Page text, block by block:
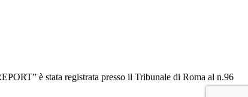
è stata registrata presso il Tribunale di Roma al n.96